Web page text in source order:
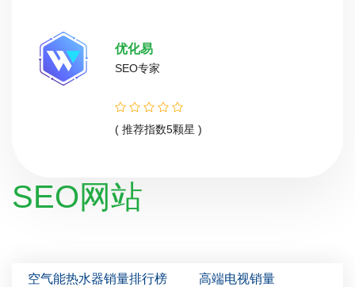
优化易
SEO专家
( 推荐指数5颗星 )
SEO网站
空气能热水器销量排行榜 高端电视销量